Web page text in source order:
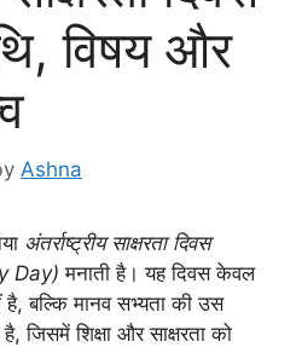
विषय और
Ashna
अंतर्राष्ट्रीय साक्षरता दिवस
Day) मनाती है। यह दिवस केवल
बल्कि मानव सभ्यता की उस
जिसमें शिक्षा और साक्षरता को